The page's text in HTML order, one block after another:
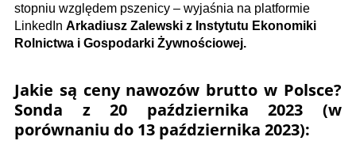
stopniu względem pszenicy – wyjaśnia na platformie
LinkedIn Arkadiusz Zalewski z Instytutu Ekonomiki
Rolnictwa i Gospodarki Żywnościowej.
Jakie są ceny nawozów brutto w Polsce?
Sonda z 20 października 2023 (w
porównaniu do 13 października 2023):